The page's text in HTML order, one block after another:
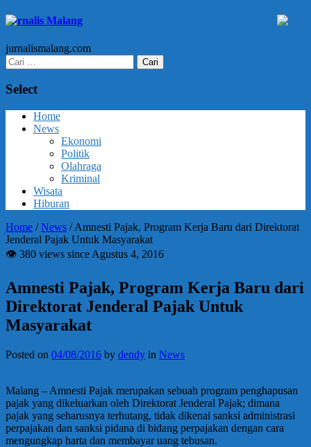
Jurnalis Malang
jurnalismalang.com
Cari
untuk:
Select
Home
News
Ekonomi
Politik
Olahraga
Kriminal
Wisata
Hiburan
Home /News /Amnesti Pajak, Program Kerja Baru dari Direktorat
Jenderal Pajak Untuk Masyarakat
👁 380 views since Agustus 4, 2016
Amnesti Pajak, Program Kerja Baru dari
Direktorat Jenderal Pajak Untuk
Masyarakat
Posted on 04/08/2016 by dendy in News
Malang – Amnesti Pajak merupakan sebuah program penghapusan
pajak yang dikeluarkan oleh Direktorat Jenderal Pajak; dimana
pajak yang seharusnya terhutang, tidak dikenai sanksi administrasi
perpajakan dan sanksi pidana di bidang perpajakan dengan cara
mengungkap harta dan membayar uang tebusan.